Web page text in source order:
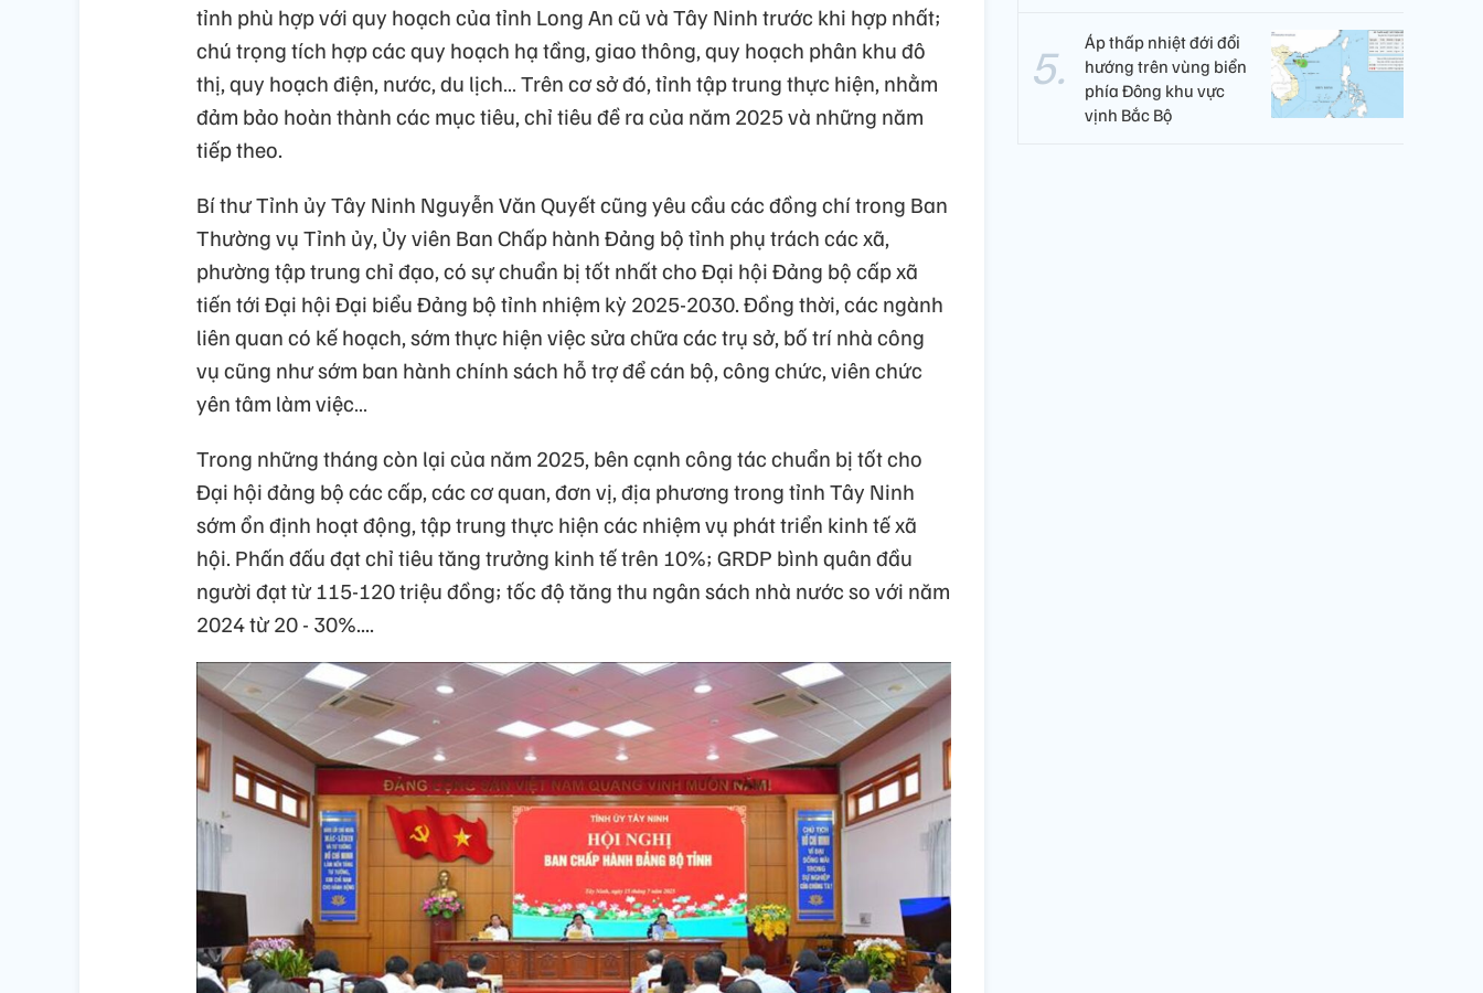
tỉnh phù hợp với quy hoạch của tỉnh Long An cũ và Tây Ninh trước khi hợp nhất;
chú trọng tích hợp các quy hoạch hạ tầng, giao thông, quy hoạch phân khu đô
thị, quy hoạch điện, nước, du lịch… Trên cơ sở đó, tỉnh tập trung thực hiện, nhằm
đảm bảo hoàn thành các mục tiêu, chỉ tiêu đề ra của năm 2025 và những năm
tiếp theo.
Bí thư Tỉnh ủy Tây Ninh Nguyễn Văn Quyết cũng yêu cầu các đồng chí trong Ban
Thường vụ Tỉnh ủy, Ủy viên Ban Chấp hành Đảng bộ tỉnh phụ trách các xã,
phường tập trung chỉ đạo, có sự chuẩn bị tốt nhất cho Đại hội Đảng bộ cấp xã
tiến tới Đại hội Đại biểu Đảng bộ tỉnh nhiệm kỳ 2025-2030. Đồng thời, các ngành
liên quan có kế hoạch, sớm thực hiện việc sửa chữa các trụ sở, bố trí nhà công
vụ cũng như sớm ban hành chính sách hỗ trợ để cán bộ, công chức, viên chức
yên tâm làm việc…
Trong những tháng còn lại của năm 2025, bên cạnh công tác chuẩn bị tốt cho
Đại hội đảng bộ các cấp, các cơ quan, đơn vị, địa phương trong tỉnh Tây Ninh
sớm ổn định hoạt động, tập trung thực hiện các nhiệm vụ phát triển kinh tế xã
hội. Phấn đấu đạt chỉ tiêu tăng trưởng kinh tế trên 10%; GRDP bình quân đầu
người đạt từ 115-120 triệu đồng; tốc độ tăng thu ngân sách nhà nước so với năm
2024 từ 20 - 30%....
Áp thấp nhiệt đới đổi
hướng trên vùng biển
phía Đông khu vực
vịnh Bắc Bộ